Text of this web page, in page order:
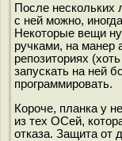
После нескольких
с ней можно,
Некоторые вещи
ручками, на манер
репозиториях
запускать на ней
программировать.
Короче, планка у
из тех ОСей,
отказа. Защита от